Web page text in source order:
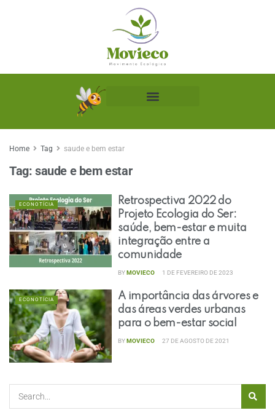
Home Tag saude e bem estar
Tag: saude e bem estar
ECONOTÍCIA
Retrospectiva 2022 do
Projeto Ecologia do Ser:
saúde, bem-estar e muita
integração entre a
comunidade
BYMOVIECO 1 DE FEVEREIRO DE 2023
ECONOTÍCIA
A importância das árvores e
das áreas verdes urbanas
para o bem-estar social
BYMOVIECO 27 DE AGOSTO DE 2021